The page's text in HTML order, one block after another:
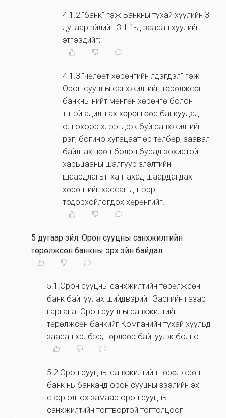
4.1.2.“банк” гэж Банкны тухай хуулийн 3
дугаар зүйлийн 3.1.1-д заасан хуулийн
этгээдийг;
4.1.3.“чөлөөт хөрөнгийн үлдэгдэл” гэж
Орон сууцны санхүүжилтийн төрөлжсөн
банкны нийт мөнгөн хөрөнгө болон
түүнтэй адилтгах хөрөнгөөс банкуудад
олгохоор хүлээгдэж буй санхүүжилтийн
үүрэг, богино хугацаат өр төлбөр, заавал
байлгах нөөц болон бусад зохистой
харьцааны шалгуур үзүүлэлтийн
шаардлагыг хангахад шаардагдах
хөрөнгийг хассан дүнгээр
тодорхойлогдох хөрөнгийг.
5 дугаар зүйл. Орон сууцны санхүүжилтийн
төрөлжсөн банкны эрх зүйн байдал
5.1.Орон сууцны санхүүжилтийн төрөлжсөн
банк байгуулах шийдвэрийг Засгийн газар
гаргана. Орон сууцны санхүүжилтийн
төрөлжсөн банкийг Компанийн тухай хуульд
заасан хэлбэр, төрлөөр байгуулж болно.
5.2.Орон сууцны санхүүжилтийн төрөлжсөн
банк нь банканд орон сууцны зээлийн эх
үүсвэр олгох замаар орон сууцны
санхүүжилтийн тогтвортой тогтолцоог